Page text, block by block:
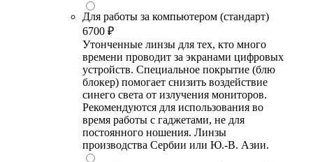
Для работы за компьютером (стандарт)
6700 ₽
Утонченные линзы для тех, кто много
времени проводит за экранами цифровых
устройств. Специальное покрытие (блю
блокер) помогает снизить воздействие
синего света от излучения мониторов.
Рекомендуются для использования во
время работы с гаджетами, не для
постоянного ношения. Линзы
производства Сербии или Ю.-В. Азии.